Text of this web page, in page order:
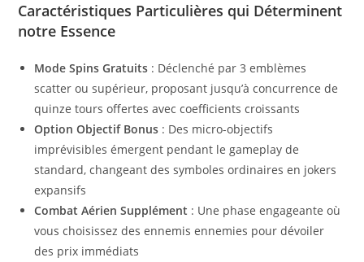
Caractéristiques Particulières qui Déterminent
notre Essence
Mode Spins Gratuits : Déclenché par 3 emblèmes
scatter ou supérieur, proposant jusqu’à concurrence de
quinze tours offertes avec coefficients croissants
Option Objectif Bonus : Des micro-objectifs
imprévisibles émergent pendant le gameplay de
standard, changeant des symboles ordinaires en jokers
expansifs
Combat Aérien Supplément : Une phase engageante où
vous choisissez des ennemis ennemies pour dévoiler
des prix immédiats